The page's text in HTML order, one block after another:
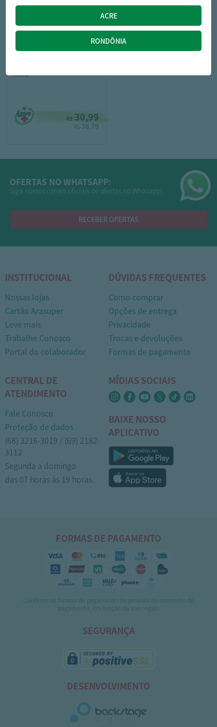
500G
R$ 30,99
R$ 38,79
OFERTAS NO WHATSAPP:
Siga nossos canais oficiais de ofertas no Whasapp!
RECEBER OFERTAS
INSTITUCIONAL
Nossas lojas
Cartão Arasuper
Leve mais
Trabalhe Conosco
Portal do colaborador
DÚVIDAS FREQUENTES
Como comprar
Opções de entrega
Privacidade
Trocas e devoluções
Formas de pagamento
CENTRAL DE
ATENDIMENTO
Fale Conosco
Proteção de dados
(68) 3216-3019 / (69) 2182-
3112
Segunda a domingo
das 07 horas às 19 horas.
MÍDIAS SOCIAIS
BAIXE NOSSO
APLICATIVO
FORMAS DE PAGAMENTO
SEGURANÇA
DESENVOLVIMENTO